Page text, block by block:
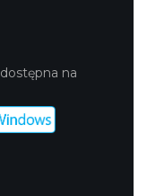
dostępna na